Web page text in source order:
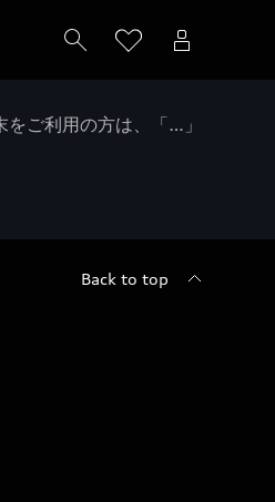
ご利用の方は、「…」
Back to top